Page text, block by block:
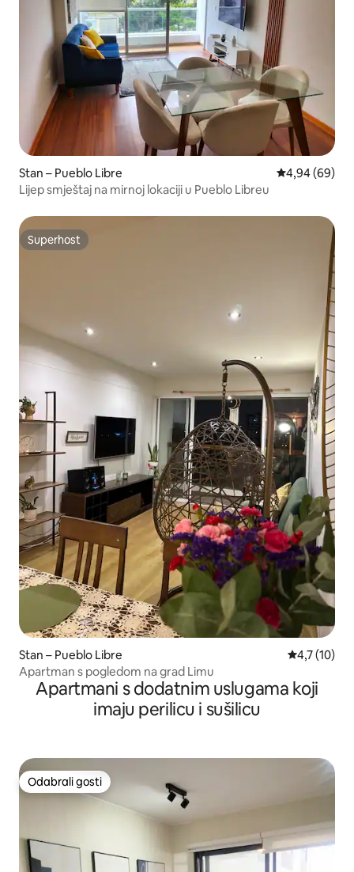
Stan – Pueblo Libre Prosječna
4,94 (69)
Lijep smještaj na mirnoj lokaciji u Pueblo Libreu
Superhost
Superhost
Stan – Pueblo Libre Prosječna
4,7 (10)
Apartman s pogledom na grad Limu
Apartmani s dodatnim uslugama koji
imaju perilicu i sušilicu
Odabrali gosti
Odabrali gosti